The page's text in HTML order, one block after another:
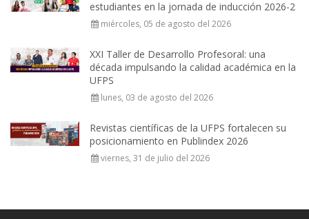
estudiantes en la jornada de inducción 2026-2
miércoles, 05 de agosto del 2026
XXI Taller de Desarrollo Profesoral: una
década impulsando la calidad académica en la
UFPS
lunes, 03 de agosto del 2026
Revistas científicas de la UFPS fortalecen su
posicionamiento en Publindex 2026
viernes, 31 de julio del 2026